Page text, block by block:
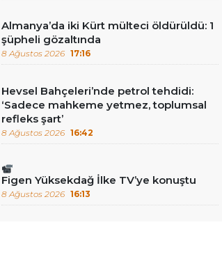
Almanya’da iki Kürt mülteci öldürüldü: 1
şüpheli gözaltında
8 Ağustos 2026 17:16
Hevsel Bahçeleri’nde petrol tehdidi:
‘Sadece mahkeme yetmez, toplumsal
refleks şart’
8 Ağustos 2026 16:42
Figen Yüksekdağ İlke TV’ye konuştu
8 Ağustos 2026 16:13